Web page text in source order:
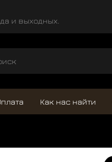
и выходных.
Как нас найти